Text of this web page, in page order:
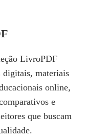
LivroPDF
digitais, materiais
online,
e
que buscam